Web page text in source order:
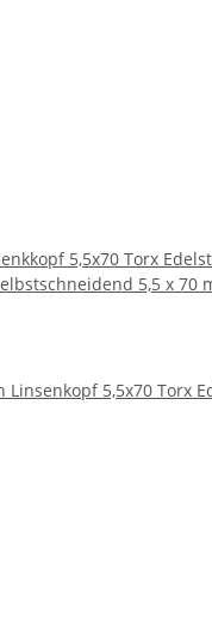
5,5x70 Torx
5,5 x 70